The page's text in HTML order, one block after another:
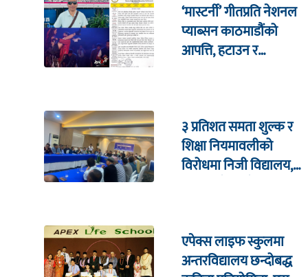
‘मास्टर्नी’ गीतप्रति नेशनल
प्याब्सन काठमाडौंको
आपत्ति, हटाउन र
३ प्रतिशत समता शुल्क र
शिक्षा नियमावलीको
विरोधमा निजी विद्यालय,
एपेक्स लाइफ स्कुलमा
अन्तरविद्यालय छन्दोबद्ध